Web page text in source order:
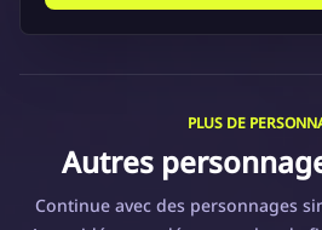
PLUS DE
Autres
Continue avec des personnages